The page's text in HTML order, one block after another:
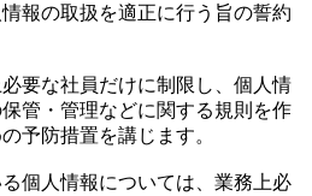
報の取扱を適正に行う旨の誓約
要な社員だけに制限し、個人情
管・管理などに関する規則を作
予防措置を講じます。
個人情報については、業務上必